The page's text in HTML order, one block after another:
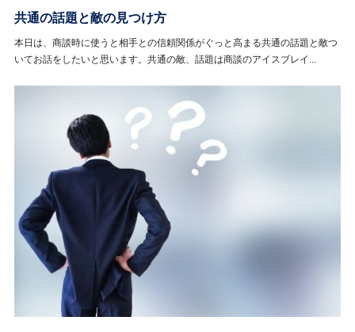
共通の話題と敵の見つけ方
本日は、商談時に使うと相手との信頼関係がぐっと高まる共通の話題と敵つ
いてお話をしたいと思います。共通の敵、話題は商談のアイスブレイ...